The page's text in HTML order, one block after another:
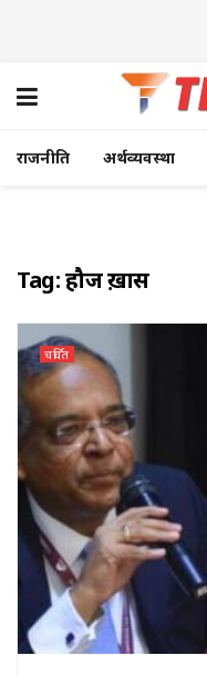
राजनीति अर्थव्यवस्था
Tag:हौज ख़ास
चर्चित